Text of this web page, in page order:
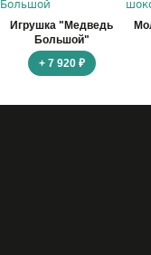
Игрушка "Медведь
Большой"
+ 7 920 ₽